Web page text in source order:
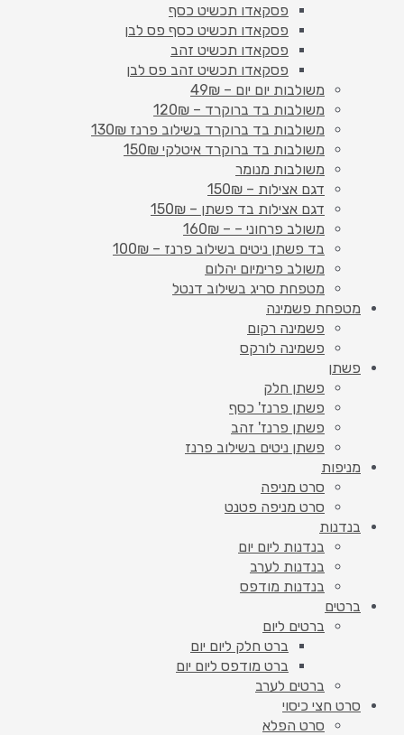
פסקאדו תכשיט כסף
פסקאדו תכשיט כסף פס לבן
פסקאדו תכשיט זהב
פסקאדו תכשיט זהב פס לבן
משולבות יום יום – 49₪
משולבות בד ברוקרד – 120₪
משולבות בד ברוקרד בשילוב פרנז 130₪
משולבות בד ברוקרד איטלקי 150₪
משולבות מנומר
דגם אצילות – 150₪
דגם אצילות בד פשתן – 150₪
משולב פרחוני – – 160₪
בד פשתן ניטים בשילוב פרנז – 100₪
משולב פרימיום יהלום
מטפחת סריג בשילוב דנטל
מטפחת פשמינה
פשמינה רקום
פשמינה לורקס
פשתן
פשתן חלק
פשתן פרנז' כסף
פשתן פרנז' זהב
פשתן ניטים בשילוב פרנז
מניפות
סרט מניפה
סרט מניפה פטנט
בנדנות
בנדנות ליום יום
בנדנות לערב
בנדנות מודפס
ברטים
ברטים ליום
ברט חלק ליום יום
ברט מודפס ליום יום
ברטים לערב
סרט חצי כיסוי
סרט הפלא